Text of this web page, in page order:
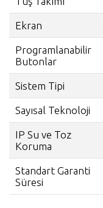
Ekran
Programlanabilir
Butonlar
Sistem Tipi
Sayısal Teknoloji
IP Su ve Toz
Koruma
Standart Garanti
Süresi